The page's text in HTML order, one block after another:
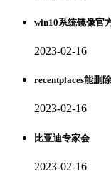
win10系统镜像官
2023-02-16
recentplaces能删
2023-02-16
比亚迪专家会
2023-02-16